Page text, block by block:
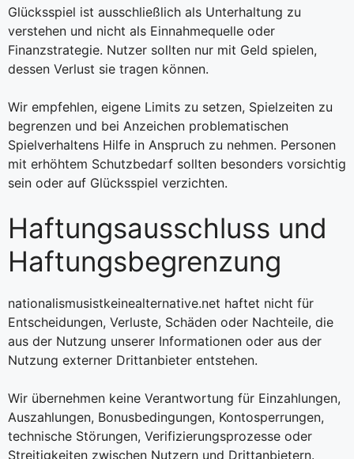
Glücksspiel ist ausschließlich als Unterhaltung zu
verstehen und nicht als Einnahmequelle oder
Finanzstrategie. Nutzer sollten nur mit Geld spielen,
dessen Verlust sie tragen können.
Wir empfehlen, eigene Limits zu setzen, Spielzeiten zu
begrenzen und bei Anzeichen problematischen
Spielverhaltens Hilfe in Anspruch zu nehmen. Personen
mit erhöhtem Schutzbedarf sollten besonders vorsichtig
sein oder auf Glücksspiel verzichten.
Haftungsausschluss und
Haftungsbegrenzung
nationalismusistkeinealternative.net haftet nicht für
Entscheidungen, Verluste, Schäden oder Nachteile, die
aus der Nutzung unserer Informationen oder aus der
Nutzung externer Drittanbieter entstehen.
Wir übernehmen keine Verantwortung für Einzahlungen,
Auszahlungen, Bonusbedingungen, Kontosperrungen,
technische Störungen, Verifizierungsprozesse oder
Streitigkeiten zwischen Nutzern und Drittanbietern.